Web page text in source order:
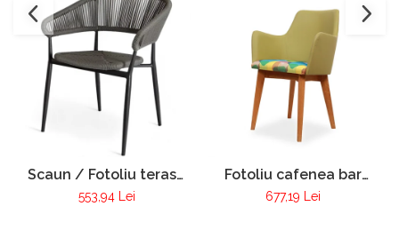
Scaun / Fotoliu terasa
VIctoria
553,94 Lei
Fotoliu cafenea bar
club tapitat cadru lemn
Pur 255
677,19 Lei